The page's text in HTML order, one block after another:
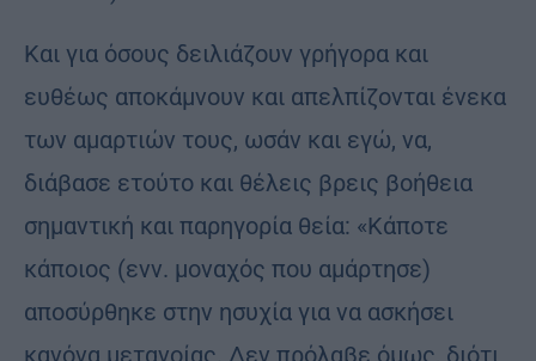
Και για όσους δειλιάζουν γρήγορα και
ευθέως αποκάμνουν και απελπίζονται ένεκα
των αμαρτιών τους, ωσάν και εγώ, να,
διάβασε ετούτο και θέλεις βρεις βοήθεια
σημαντική και παρηγορία θεία: «Κάποτε
κάποιος (ενν. μοναχός που αμάρτησε)
αποσύρθηκε στην ησυχία για να ασκήσει
κανόνα μετανοίας. Δεν πρόλαβε όμως, διότι